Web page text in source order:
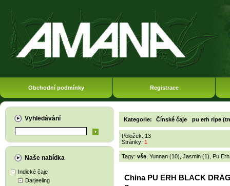
Obchodní podmínky Registrace
Vyhledávání
Naše nabídka
Indické čaje
Darjeeling
Kategorie: Čínské čaje pu erh ripe
Položek: 13
Stránky: 1
Tagy: vše Yunnan (10) Jasmin (1) Pu
China PU ERH BLACK